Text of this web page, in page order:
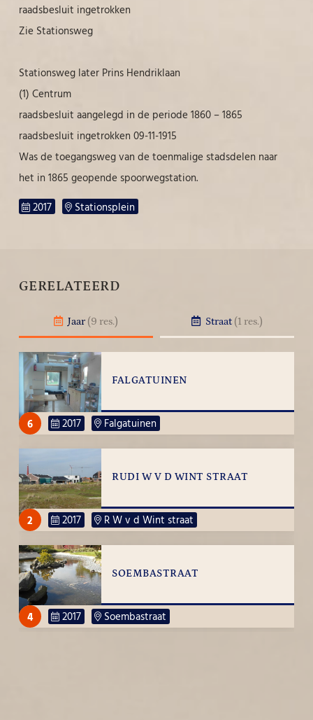
raadsbesluit ingetrokken
Zie Stationsweg
Stationsweg later Prins Hendriklaan
(1) Centrum
raadsbesluit aangelegd in de periode 1860 – 1865
raadsbesluit ingetrokken 09-11-1915
Was de toegangsweg van de toenmalige stadsdelen naar
het in 1865 geopende spoorwegstation.
2017
Stationsplein
GERELATEERD
Jaar (9 res.) Straat (1 res.)
FALGATUINEN
6 2017 Falgatuinen
RUDI W V D WINT STRAAT
2 2017 R W v d Wint straat
SOEMBASTRAAT
4 2017 Soembastraat